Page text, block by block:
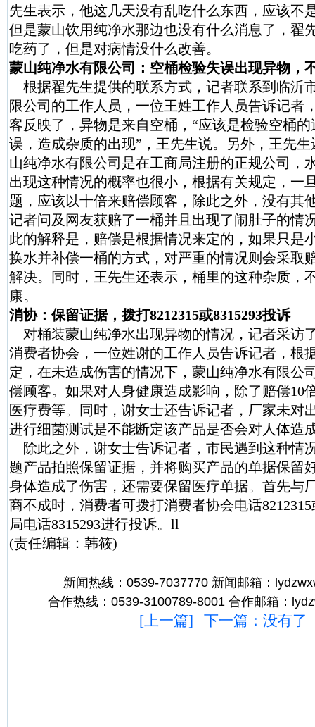
先生表示，他这几天没有乱吃什么东西，应该不
但是蒙山饮用纯净水那边也没有什么消息了，翟
吃药了，但是对病情没什么改善。
蒙山纯净水有限公司：空桶检验失误出现异物，
根据翟先生提供的联系方式，记者联系到临沂
限公司的工作人员，一位王姓工作人员告诉记者
客反映了，异物是来自空桶，“应该是检验空桶
误，造成杂质的出现”，王先生说。另外，王先
山纯净水有限公司是在工商局注册的正规公司，
出现这种情况的概率也很小，根据有关规定，一
题，应该以十倍来赔偿顾客，除此之外，没有其
记者问及网友获赔了一桶并且出现了闹肚子的情
此的解释是，赔偿是根据情况来定的，如果只是
换水并补偿一桶的方式，对严重的情况则会采取
解决。同时，王先生还表示，桶里的这种杂质，
康。
消协：保留证据，拨打8212315或8315293投诉
对桶装蒙山纯净水出现异物的情况，记者采访
消费者协会，一位姓谢的工作人员告诉记者，根
定，在未造成伤害的情况下，蒙山纯净水有限公
偿顾客。如果对人身健康造成影响，除了赔偿10
医疗费等。同时，谢女士还告诉记者，厂家未对
进行细菌测试是不能断定该产品是否会对人体造
除此之外，谢女士告诉记者，市民遇到这种情
题产品拍照保留证据，并将购买产品的单据保留
身体造成了伤害，还需要保留医疗单据。首先与
商不成时，消费者可拨打消费者协会电话
局电话8315293进行投诉。ll
(责任编辑：韩筱)
新闻热线：0539-7037770 新闻邮箱：
合作热线：0539-3100789-8001 合作邮箱：
[上一篇] 下一篇：没有了